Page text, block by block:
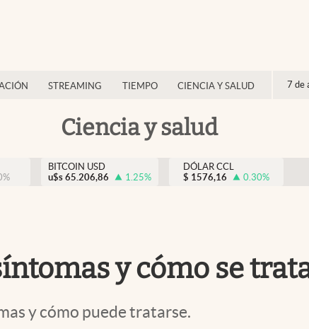
STREAMING TIEMPO CIENCIA Y SALUD 7 de
Ciencia y salud
%
BITCOIN USD
u$s 65.206,86 1.25%
DÓLAR CCL
$ 1576,16 0.30%
y cómo se
y cómo puede tratarse.